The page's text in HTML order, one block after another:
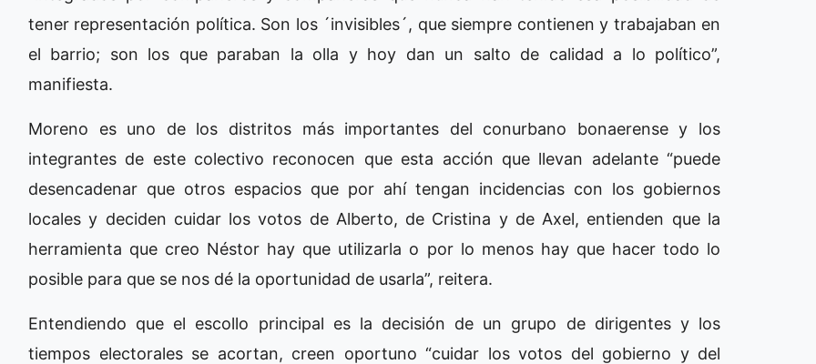
tener representación política. Son los ´invisibles´, que siempre contienen y trabajaban en
el barrio; son los que paraban la olla y hoy dan un salto de calidad a lo político”,
manifiesta.
Moreno es uno de los distritos más importantes del conurbano bonaerense y los
integrantes de este colectivo reconocen que esta acción que llevan adelante “puede
desencadenar que otros espacios que por ahí tengan incidencias con los gobiernos
locales y deciden cuidar los votos de Alberto, de Cristina y de Axel, entienden que la
herramienta que creo Néstor hay que utilizarla o por lo menos hay que hacer todo lo
posible para que se nos dé la oportunidad de usarla”, reitera.
Entendiendo que el escollo principal es la decisión de un grupo de dirigentes y los
tiempos electorales se acortan, creen oportuno “cuidar los votos del gobierno y del